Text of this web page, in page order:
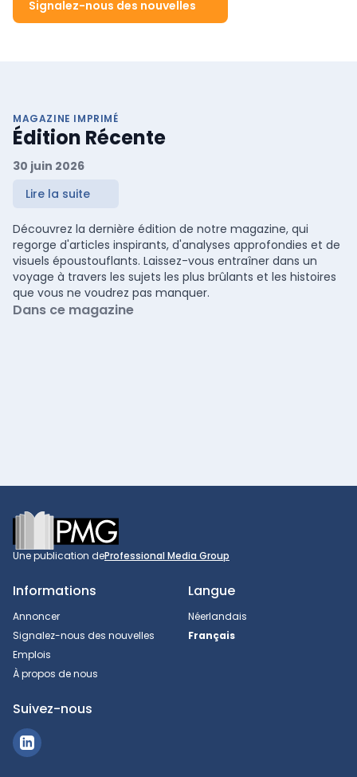
Signalez-nous des nouvelles
MAGAZINE IMPRIMÉ
Édition Récente
30 juin 2026
Lire la suite
Découvrez la dernière édition de notre magazine, qui
regorge d'articles inspirants, d'analyses approfondies et de
visuels époustouflants. Laissez-vous entraîner dans un
voyage à travers les sujets les plus brûlants et les histoires
que vous ne voudrez pas manquer.
Dans ce magazine
Footer
Une publication deProfessional Media Group
Informations
Annoncer
Signalez-nous des nouvelles
Emplois
À propos de nous
Langue
Néerlandais
Français
Suivez-nous